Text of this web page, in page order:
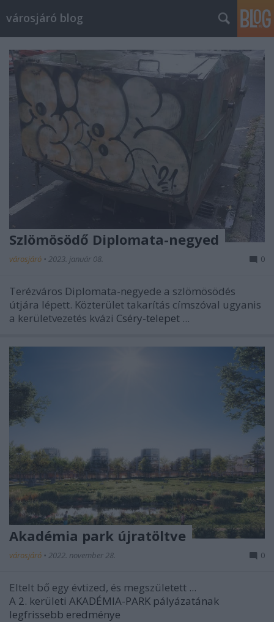
városjáró blog
Szlömösödő Diplomata-negyed
városjáró • 2023. január 08. 0
Terézváros Diplomata-negyede a szlömösödés
útjára lépett. Közterület takarítás címszóval ugyanis
a kerületvezetés kvázi Cséry-telepet ...
Akadémia park újratöltve
városjáró • 2022. november 28. 0
Eltelt bő egy évtized, és megszületett ...
A 2. kerületi AKADÉMIA-PARK pályázatának
legfrissebb eredménye